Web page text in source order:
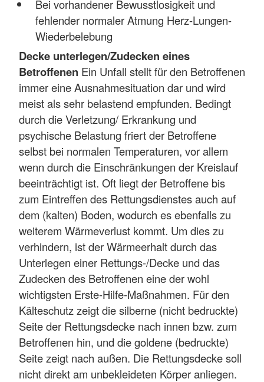
Bei vorhandener Bewusstlosigkeit und
fehlender normaler Atmung Herz-Lungen-
Wiederbelebung
Decke unterlegen/Zudecken eines
Betroffenen Ein Unfall stellt für den Betroffenen
immer eine Ausnahmesituation dar und wird
meist als sehr belastend empfunden. Bedingt
durch die Verletzung/ Erkrankung und
psychische Belastung friert der Betroffene
selbst bei normalen Temperaturen, vor allem
wenn durch die Einschränkungen der Kreislauf
beeinträchtigt ist. Oft liegt der Betroffene bis
zum Eintreffen des Rettungsdienstes auch auf
dem (kalten) Boden, wodurch es ebenfalls zu
weiterem Wärmeverlust kommt. Um dies zu
verhindern, ist der Wärmeerhalt durch das
Unterlegen einer Rettungs-/Decke und das
Zudecken des Betroffenen eine der wohl
wichtigsten Erste-Hilfe-Maßnahmen. Für den
Kälteschutz zeigt die silberne (nicht bedruckte)
Seite der Rettungsdecke nach innen bzw. zum
Betroffenen hin, und die goldene (bedruckte)
Seite zeigt nach außen. Die Rettungsdecke soll
nicht direkt am unbekleideten Körper anliegen.